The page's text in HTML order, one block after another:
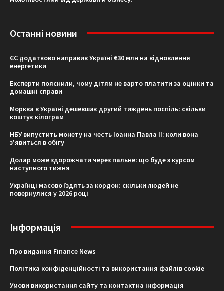
Останні новини
ЄС додатково направив Україні €30 млн на відновлення
енергетики
Експерти пояснили, чому дітям не варто платити за оцінки та
домашні справи
Морква в Україні дешевшає другий тиждень поспіль: скільки
коштує кілограм
НБУ випустить монету на честь Іоанна Павла II: коли вона
з'явиться в обігу
Долар може здорожчати через пальне: що буде з курсом
наступного тижня
Українці масово їздять за кордон: скільки людей не
повернулися у 2026 році
Інформація
Про видання Finance News
Політика конфіденційності та використання файлів cookie
Умови використання сайту та контактна інформація